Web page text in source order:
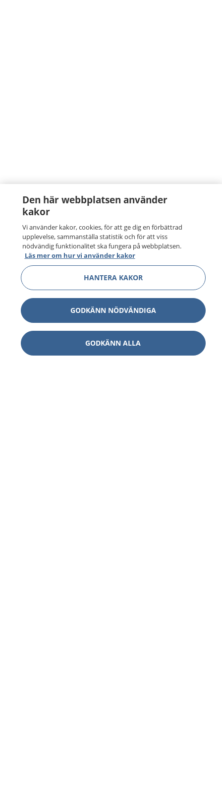
Den här webbplatsen använder
kakor
Vi använder kakor, cookies, för att ge dig en förbättrad
upplevelse, sammanställa statistik och för att viss
nödvändig funktionalitet ska fungera på webbplatsen.
Läs mer om hur vi använder kakor
HANTERA KAKOR
GODKÄNN NÖDVÄNDIGA
GODKÄNN ALLA